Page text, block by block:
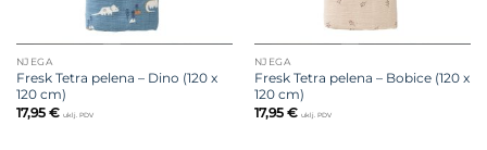
NJEGA
Fresk Tetra pelena – Dino (120 x
120 cm)
17,95 € uklj. PDV
NJEGA
Fresk Tetra pelena – Bobice (120 x
120 cm)
17,95 € uklj. PDV